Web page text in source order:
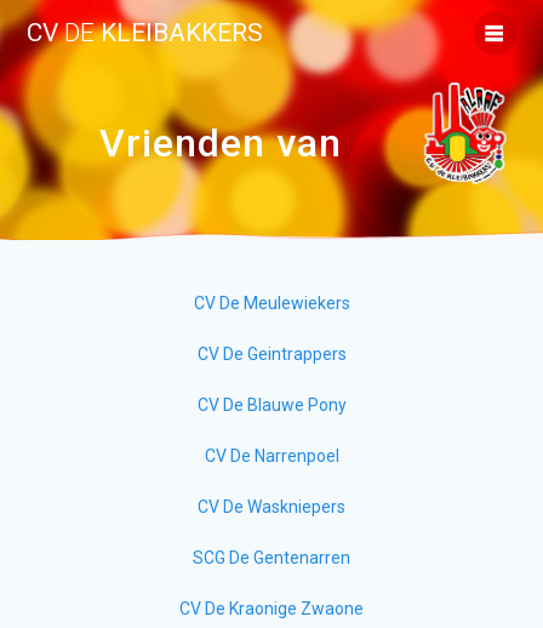
Ga
naar
inhoud
CVDEKLEIBAKKERS
Vrienden van
CV De Meulewiekers
CV De Geintrappers
CV De Blauwe Pony
CV De Narrenpoel
CV De Waskniepers
SCG De Gentenarren
CV De Kraonige Zwaone